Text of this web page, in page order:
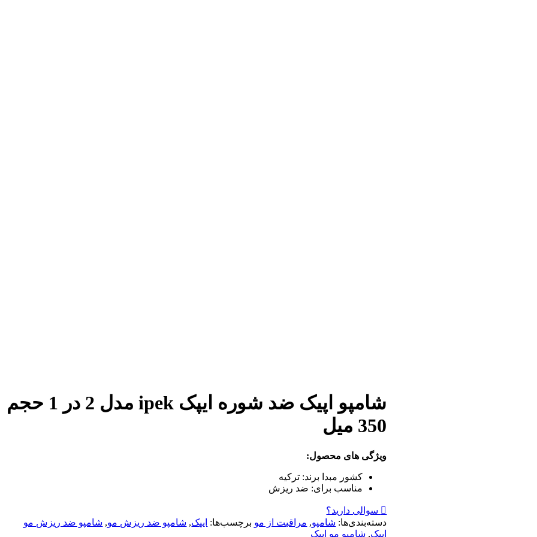
شامپو اپیک ضد شوره ایپک ipek مدل 2 در 1 حجم
350 میل
ویژگی های محصول:
کشور مبدا برند: ترکیه
مناسب برای: ضد ریزش
سوالی دارید؟
دسته‌بندی‌ها: شامپو, مراقبت از مو برچسب‌ها: ایپک, شامپو ضد ریزش مو, شامپو ضد ریزش مو
ایپک, شامپو مو ایپک